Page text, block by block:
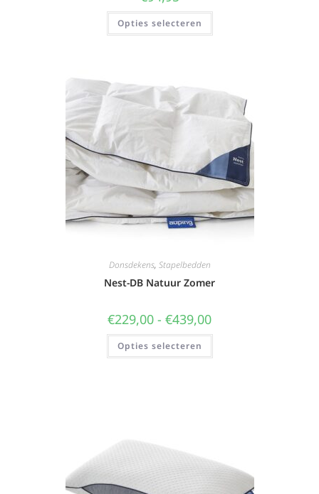
Opties selecteren
Donsdekens, Stapelbedden
Nest-DB Natuur Zomer
€229,00 - €439,00
Opties selecteren